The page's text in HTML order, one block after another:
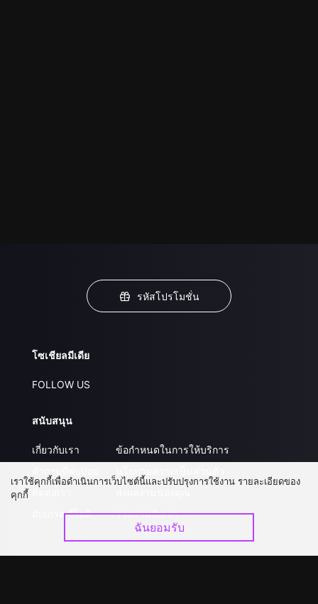
รหัสโปรโมชั่น
โซเชียลมีเดีย
FOLLOW US
สนับสนุน
เกี่ยวกับเรา
อัปเกรด วีไอพี
ข้อกำหนดในการให้บริการ
ร่วมงานกับเรา
เราใช้คุกกี้เพื่อดำเนินการเว็บไซต์นี้และปรับปรุงการใช้งาน รายละเอียดของ
คุกกี้
ฉันยอมรับ